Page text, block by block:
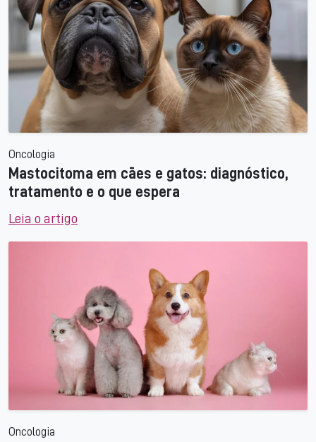
Oncologia
Mastocitoma em cães e gatos: diagnóstico,
tratamento e o que espera
Leia o artigo
Oncologia